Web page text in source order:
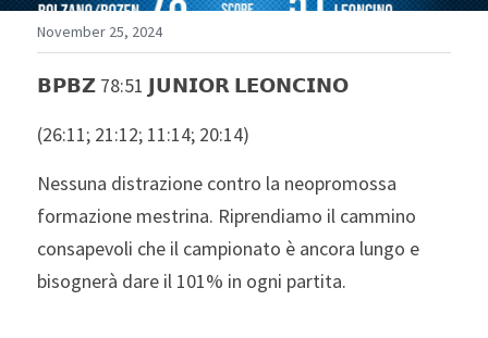
November 25, 2024
𝗕𝗣𝗕𝗭 78:51 𝗝𝗨𝗡𝗜𝗢𝗥 𝗟𝗘𝗢𝗡𝗖𝗜𝗡𝗢
(26:11; 21:12; 11:14; 20:14)
Nessuna distrazione contro la neopromossa
formazione mestrina. Riprendiamo il cammino
consapevoli che il campionato è ancora lungo e
bisognerà dare il 101% in ogni partita.